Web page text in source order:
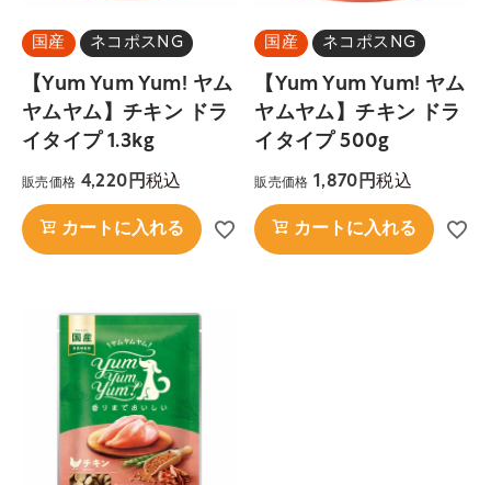
国産 ネコポスNG
【Yum Yum Yum! ヤム
ヤムヤム】チキン ドラ
イタイプ 1.3kg
販売価格 4,220 税込
カートに入れる
国産 ネコポスNG
【Yum Yum Yum! ヤム
ヤムヤム】チキン ドラ
イタイプ 500g
販売価格 1,870 税込
カートに入れる